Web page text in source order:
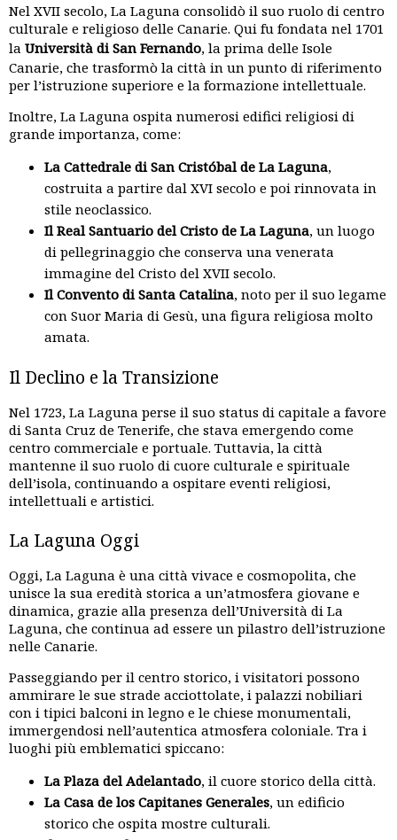
Nel XVII secolo, La Laguna consolidò il suo ruolo di centro
culturale e religioso delle Canarie. Qui fu fondata nel 1701
la Università di San Fernando, la prima delle Isole
Canarie, che trasformò la città in un punto di riferimento
per l’istruzione superiore e la formazione intellettuale.
Inoltre, La Laguna ospita numerosi edifici religiosi di
grande importanza, come:
La Cattedrale di San Cristóbal de La Laguna,
costruita a partire dal XVI secolo e poi rinnovata in
stile neoclassico.
Il Real Santuario del Cristo de La Laguna, un luogo
di pellegrinaggio che conserva una venerata
immagine del Cristo del XVII secolo.
Il Convento di Santa Catalina, noto per il suo legame
con Suor Maria di Gesù, una figura religiosa molto
amata.
Il Declino e la Transizione
Nel 1723, La Laguna perse il suo status di capitale a favore
di Santa Cruz de Tenerife, che stava emergendo come
centro commerciale e portuale. Tuttavia, la città
mantenne il suo ruolo di cuore culturale e spirituale
dell’isola, continuando a ospitare eventi religiosi,
intellettuali e artistici.
La Laguna Oggi
Oggi, La Laguna è una città vivace e cosmopolita, che
unisce la sua eredità storica a un’atmosfera giovane e
dinamica, grazie alla presenza dell’Università di La
Laguna, che continua ad essere un pilastro dell’istruzione
nelle Canarie.
Passeggiando per il centro storico, i visitatori possono
ammirare le sue strade acciottolate, i palazzi nobiliari
con i tipici balconi in legno e le chiese monumentali,
immergendosi nell’autentica atmosfera coloniale. Tra i
luoghi più emblematici spiccano:
La Plaza del Adelantado, il cuore storico della città.
La Casa de los Capitanes Generales, un edificio
storico che ospita mostre culturali.